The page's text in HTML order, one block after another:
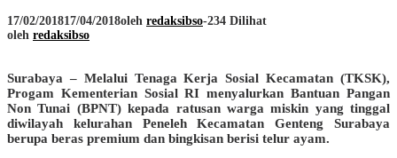
17/02/201817/04/2018oleh redaksibso-234 Dilihat
oleh redaksibso
Surabaya – Melalui Tenaga Kerja Sosial Kecamatan (TKSK),
Progam Kementerian Sosial RI menyalurkan Bantuan Pangan
Non Tunai (BPNT) kepada ratusan warga miskin yang tinggal
diwilayah kelurahan Peneleh Kecamatan Genteng Surabaya
berupa beras premium dan bingkisan berisi telur ayam.